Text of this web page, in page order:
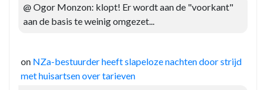
@ Ogor Monzon: klopt! Er wordt aan de "voorkant"
aan de basis te weinig omgezet...
on NZa-bestuurder heeft slapeloze nachten door strijd
met huisartsen over tarieven